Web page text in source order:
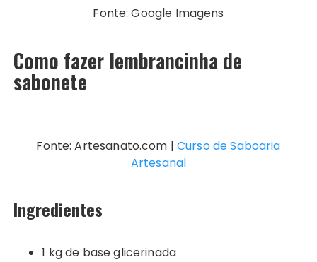
Fonte: Google Imagens
Como fazer lembrancinha de
sabonete
Fonte: Artesanato.com |Curso de Saboaria
Artesanal
Ingredientes
1 kg de base glicerinada